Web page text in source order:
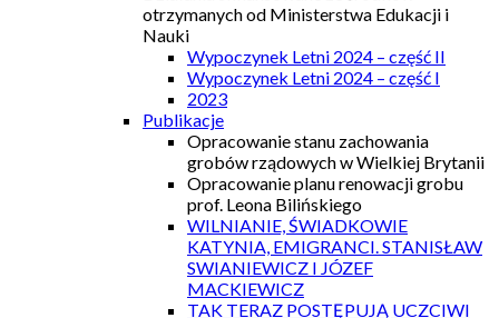
otrzymanych od Ministerstwa Edukacji i
Nauki
Wypoczynek Letni 2024 – część II
Wypoczynek Letni 2024 – część I
2023
Publikacje
Opracowanie stanu zachowania
grobów rządowych w Wielkiej Brytanii
Opracowanie planu renowacji grobu
prof. Leona Bilińskiego
WILNIANIE, ŚWIADKOWIE
KATYNIA, EMIGRANCI. STANISŁAW
SWIANIEWICZ I JÓZEF
MACKIEWICZ
TAK TERAZ POSTĘPUJĄ UCZCIWI